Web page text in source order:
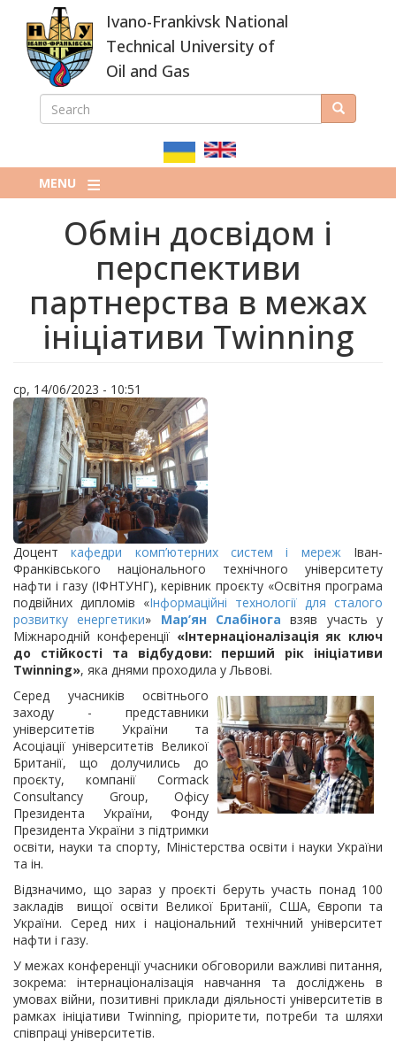
main
content
Ivano-Frankivsk National
Technical University of
Oil and Gas
ПОШУКОВА
SEARCH Search
MENU
Обмін досвідом і
перспективи
партнерства в межах
ініціативи Twinning
ср, 14/06/2023 - 10:51
Доценткафедри комп’ютерних систем і мережІван-
Франківського національного технічного університету
нафти і газу (ІФНТУНГ), керівник проєкту «Освітня програма
подвійних дипломів «Інформаційні технології для сталого
розвитку енергетики» Мар’ян Слабінога взяв участь у
Міжнародній конференції «Інтернаціоналізація як ключ
до стійкості та відбудови: перший рік ініціативи
Twinning», яка днями проходила у Львові.
Серед учасників освітнього
заходу - представники
університетів України та
Асоціації університетів Великої
Британії, що долучились до
проєкту, компанії Cormack
Consultancy Group, Офісу
Президента України, Фонду
Президента України з підтримки
освіти, науки та спорту, Міністерства освіти і науки України
та ін.
Відзначимо, що зараз у проєкті беруть участь понад 100
закладів вищої освіти Великої Британії, США, Європи та
України. Серед них і національний технічний університет
нафти і газу.
У межах конференції учасники обговорили важливі питання,
зокрема: інтернаціоналізація навчання та досліджень в
умовах війни, позитивні приклади діяльності університетів в
рамках ініціативи Twinning, пріоритети, потреби та шляхи
співпраці університетів.